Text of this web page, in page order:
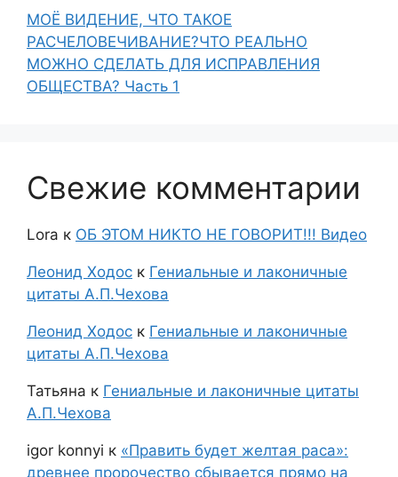
МОЁ ВИДЕНИЕ, ЧТО ТАКОЕ
РАСЧЕЛОВЕЧИВАНИЕ?ЧТО РЕАЛЬНО
МОЖНО СДЕЛАТЬ ДЛЯ ИСПРАВЛЕНИЯ
ОБЩЕСТВА? Часть 1
Свежие комментарии
Lora к ОБ ЭТОМ НИКТО НЕ ГОВОРИТ!!! Видео
Леонид Ходос к Гениальные и лаконичные
цитаты А.П.Чехова
Леонид Ходос к Гениальные и лаконичные
цитаты А.П.Чехова
Татьяна к Гениальные и лаконичные цитаты
А.П.Чехова
igor konnyi к «Править будет желтая раса»:
древнее пророчество сбывается прямо на